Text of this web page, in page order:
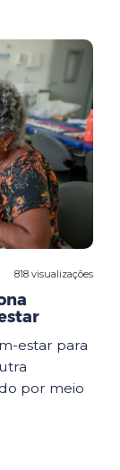
818 visualizações
estar para
por meio